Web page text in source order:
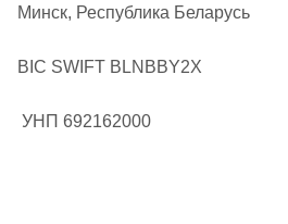
Минск, Республика Беларусь
BIC SWIFT BLNBBY2X
УНП 692162000